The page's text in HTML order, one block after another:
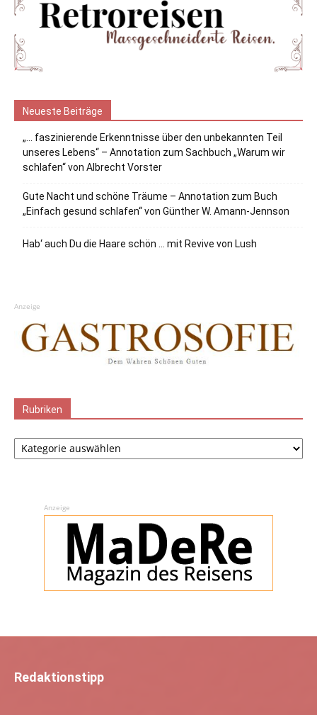
Neueste Beiträge
„… faszinierende Erkenntnisse über den unbekannten Teil
unseres Lebens“ – Annotation zum Sachbuch „Warum wir
schlafen“ von Albrecht Vorster
Gute Nacht und schöne Träume – Annotation zum Buch
„Einfach gesund schlafen“ von Günther W. Amann-Jennson
Hab‘ auch Du die Haare schön … mit Revive von Lush
Anzeige
Rubriken
Rubriken
Anzeige
Redaktionstipp